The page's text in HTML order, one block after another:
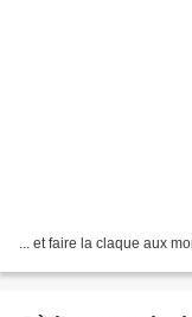
... et faire la claque aux